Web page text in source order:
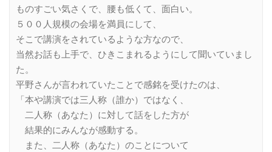
ものすごい気さくで、腰も低くて、面白い。
５００人規模の会場を満員にして、
そこで講演をされているような方なので、
当然お話も上手で、ひきこまれるようにして聞いていまし
た。
平野さんが言われていたことで感銘を受けたのは、
「本や講演では三人称（誰か）ではなく、
二人称（あなた）に対して話をした方が
結果的にみんなが感動する。
また、二人称（あなた）のことについて